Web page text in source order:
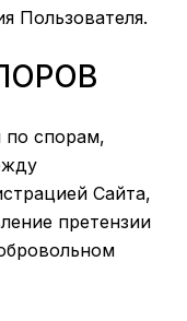
Пользователя.
по спорам,
Сайта,
претензии